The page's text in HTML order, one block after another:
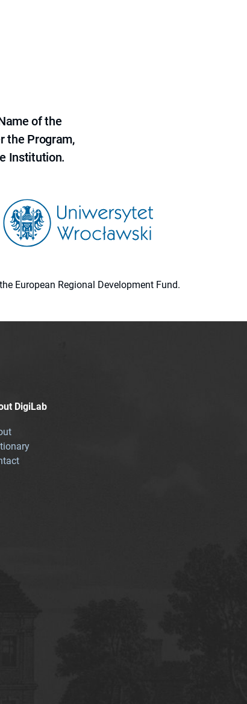
of the
the Program,
Institution.
European Regional Development Fund.
DigiLab